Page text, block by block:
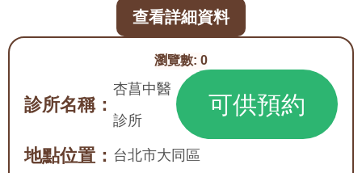
瀏覽數: 0
診所名稱：
杏菖中醫
診所
可供預約
地點位置： 台北市大同區
查看詳細資料